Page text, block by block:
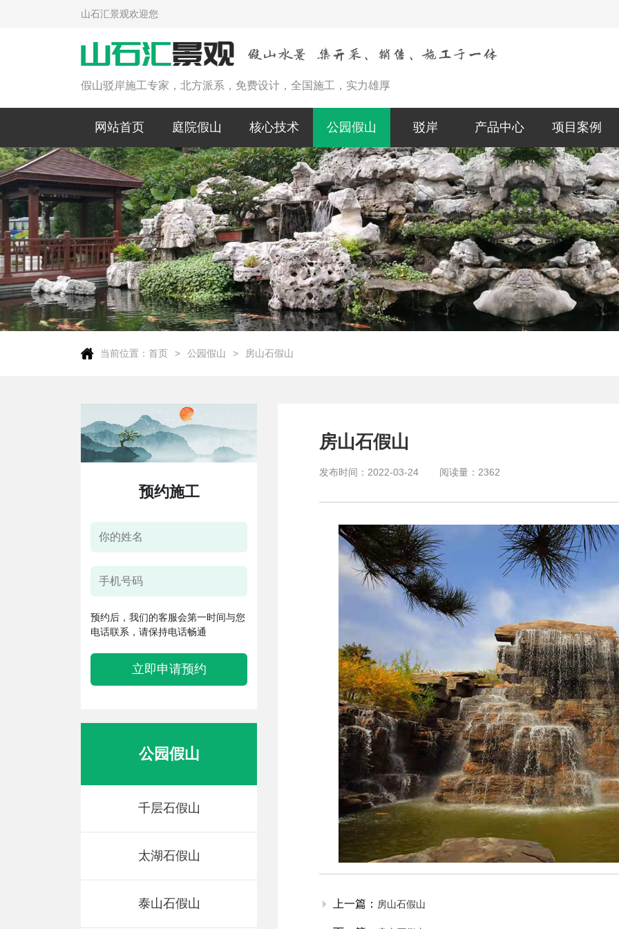
山石汇景观欢迎您
假山驳岸施工专家，北方派系，免费设计，全国施工，实力雄厚
网站首页 庭院假山 核心技术 公园假山 驳岸 产品中心 项目案例
当前位置： 首页 公园假山 房山石假山
预约施工
预约后，我们的客服会第一时间与您
电话联系，请保持电话畅通
立即申请预约
公园假山
千层石假山
太湖石假山
泰山石假山
房山石假山
发布时间： 2022-03-24 阅读量： 2362
上一篇： 房山石假山